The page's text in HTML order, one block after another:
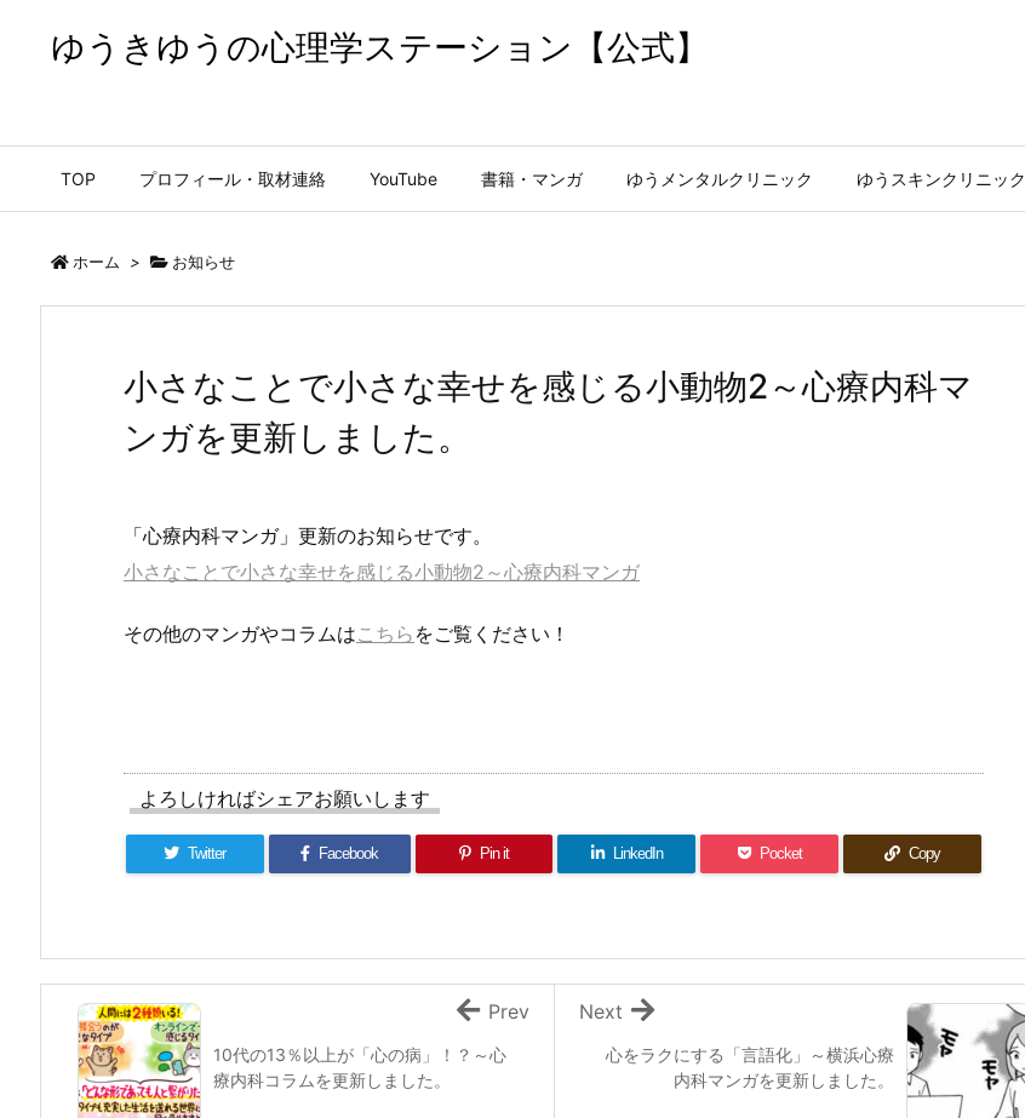
ゆうきゆうの心理学ステーション【公式】
TOP プロフィール・取材連絡 YouTube 書籍・マンガ ゆうメンタルクリニック ゆうスキンクリニック
ホーム > お知らせ
小さなことで小さな幸せを感じる小動物2～心療内科マ
ンガを更新しました。
「心療内科マンガ」更新のお知らせです。
小さなことで小さな幸せを感じる小動物2～心療内科マンガ
その他のマンガやコラムはこちら をご覧ください！
よろしければシェアお願いします
Twitter Facebook Pin it LinkedIn Pocket Copy
心をラクにする「言語化」～横浜心療
内科マンガを更新しました。
Next
10代の13％以上が「心の病」！？～心
療内科コラムを更新しました。
Prev